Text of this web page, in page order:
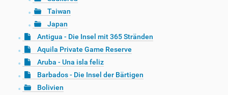
Taiwan
Japan
Antigua - Die Insel mit 365 Stränden
Aquila Private Game Reserve
Aruba - Una isla feliz
Barbados - Die Insel der Bärtigen
Bolivien